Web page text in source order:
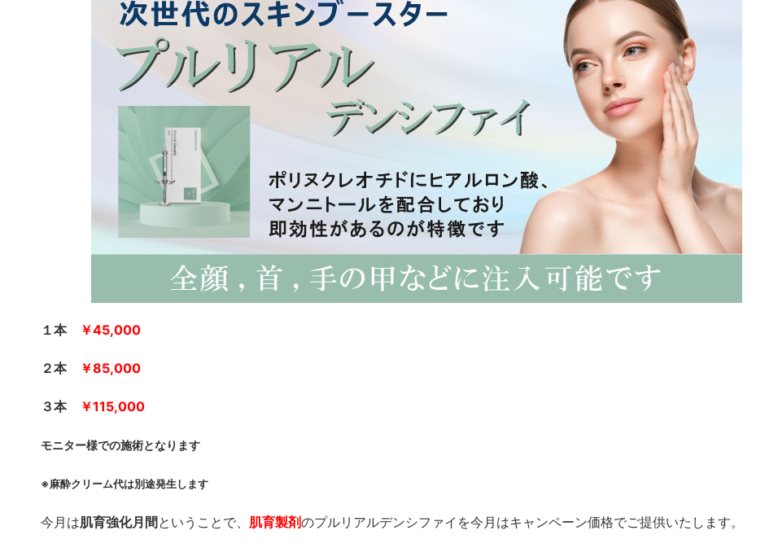
１本 ￥45,000
２本 ￥85,000
３本 ￥115,000
モニター様での施術となります
※麻酔クリーム代は別途発生します
今月は肌育強化月間 ということで、 肌育製剤のプルリアルデンシファイを今月はキャンペーン価格でご提供いたします。